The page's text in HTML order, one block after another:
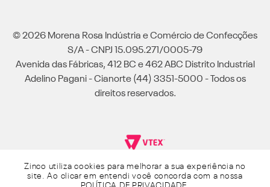
Zinco utiliza cookies para melhorar a sua experiência no
site. Ao clicar em entendi você concorda com a nossa
© 2026 Morena Rosa Indústria e Comércio de Confecções
S/A - CNPJ 15.095.271/0005-79
Avenida das Fábricas, 412 BC e 462 ABC Distrito Industrial
Adelino Pagani - Cianorte (44) 3351-5000 - Todos os
direitos reservados.
Powered by Grupo Morena Rosa: Morena Rosa, Iódice, Maria Valentina, Zinco e
Lebôh - Todos os direitos reservados.